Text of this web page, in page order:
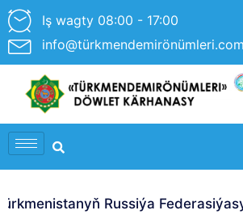
Iş wagty 08:00 - 17:00
Russiýa